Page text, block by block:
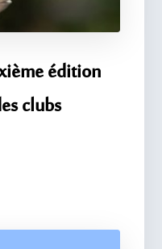
édition
clubs